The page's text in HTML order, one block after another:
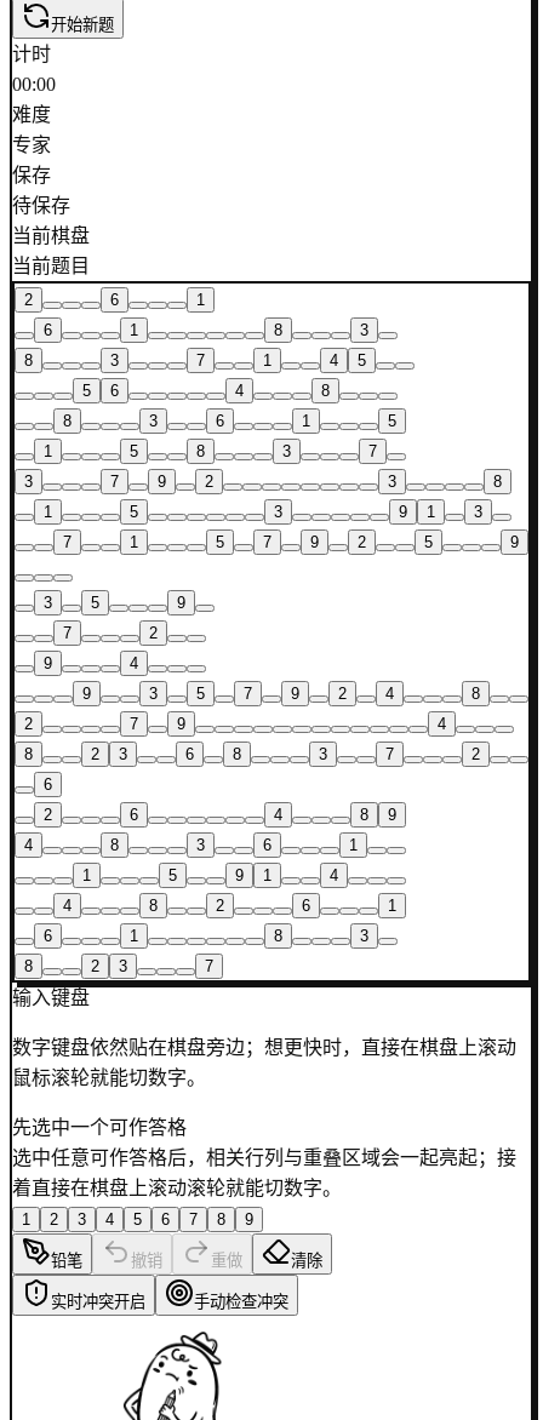
开始新题
计时
00:00
难度
专家
保存
待保存
当前棋盘
当前题目
2 6
1
6
1 8
3
8
3 7 1 4
5
5
6 4
8
8
3 6 1
5
1
5 8 3
7
3
7 9 2 3
8
1
5 3 9 1
3
7
1 5 7 9 2 5 9
3 5
9
7
2
9
4
9
3 5 7 9 2 4
8
2
7 9
4
8
2 3 6 8 3 7
2
6
2
6 4 8
9
4
8 3 6
1
1
5 9 1
4
4
8 2 6
1
6
1 8
3
8
2 3 7
输入键盘
数字键盘依然贴在棋盘旁边；想更快时，直接在棋盘上滚动
鼠标滚轮就能切数字。
先选中一个可作答格
选中任意可作答格后，相关行列与重叠区域会一起亮起；接
着直接在棋盘上滚动滚轮就能切数字。
1 2 3 4 5 6 7 8 9
铅笔 撤销 重做 清除
实时冲突开启 手动检查冲突